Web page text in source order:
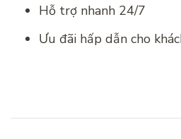
Hỗ trợ nhanh 24/7
Ưu đãi hấp dẫn cho